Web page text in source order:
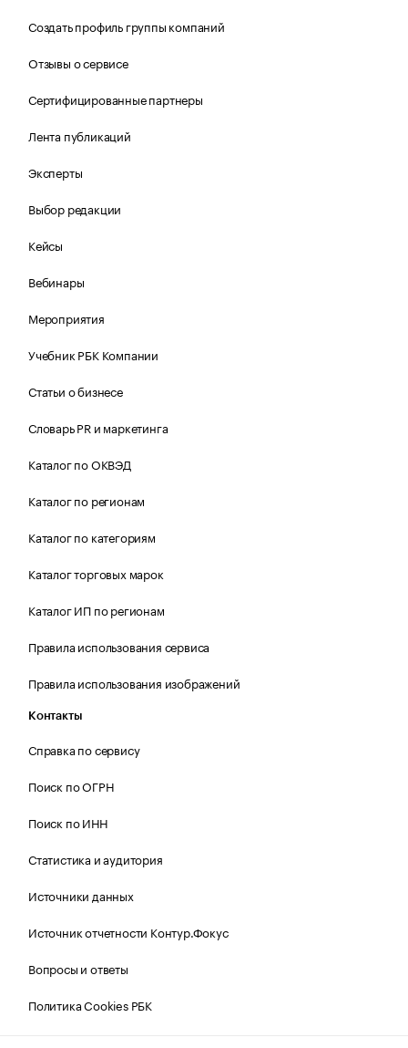
Создать профиль группы компаний
Отзывы о сервисе
Сертифицированные партнеры
Лента публикаций
Эксперты
Выбор редакции
Кейсы
Вебинары
Мероприятия
Учебник РБК Компании
Статьи о бизнесе
Словарь PR и маркетинга
Каталог по ОКВЭД
Каталог по регионам
Каталог по категориям
Каталог торговых марок
Каталог ИП по регионам
Правила использования сервиса
Правила использования изображений
Контакты
Справка по сервису
Поиск по ОГРН
Поиск по ИНН
Статистика и аудитория
Источники данных
Источник отчетности Контур.Фокус
Вопросы и ответы
Политика Cookies РБК